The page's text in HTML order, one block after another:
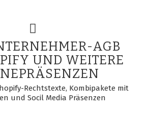
AGB
UND WEITERE
Rechtstexte, Kombipakete mit
und Socil Media Präsenzen